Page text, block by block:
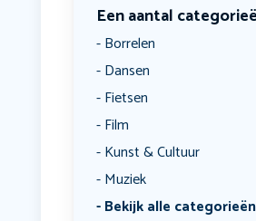
Een aantal
Borrelen
Dansen
Fietsen
Film
Kunst & Cultuur
Muziek
Bekijk alle categorieën